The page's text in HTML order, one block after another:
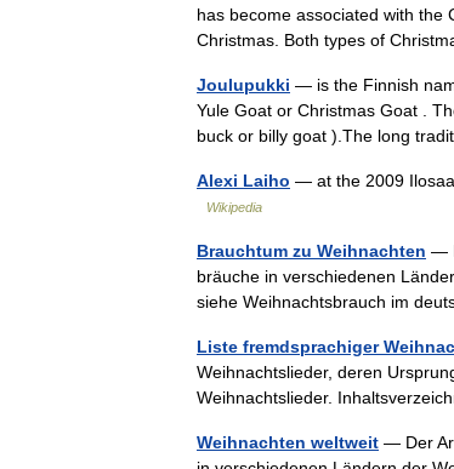
has become associated with the
Christmas. Both types of
Joulupukki — is the Finnish
Yule Goat or Christmas Goat .
buck or billy goat ).The long
Alexi Laiho — at the 2009
Wikipedia
Brauchtum zu Weihnachten —
bräuche in verschiedenen
siehe Weihnachtsbrauch im
Liste fremdsprachiger
Weihnachtslieder, deren
Weihnachtslieder.
Weihnachten weltweit — Der